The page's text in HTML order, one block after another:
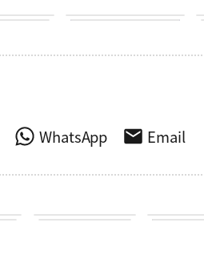
WhatsApp Email